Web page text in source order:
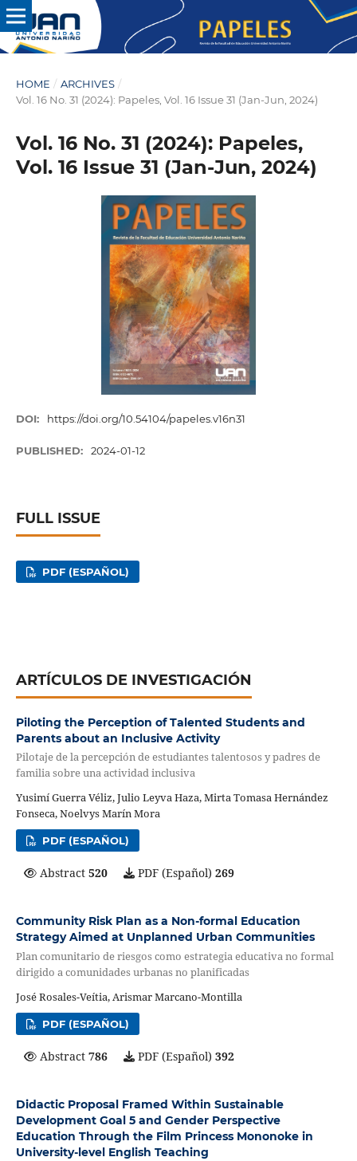
HOME / ARCHIVES /
Vol. 16 No. 31 (2024): Papeles, Vol. 16 Issue 31 (Jan-Jun, 2024)
Vol. 16 No. 31 (2024): Papeles,
Vol. 16 Issue 31 (Jan-Jun, 2024)
DOI: https://doi.org/10.54104/papeles.v16n31
PUBLISHED: 2024-01-12
FULL ISSUE
PDF (ESPAÑOL)
ARTÍCULOS DE INVESTIGACIÓN
Piloting the Perception of Talented Students and
Parents about an Inclusive Activity
Pilotaje de la percepción de estudiantes talentosos y padres de
familia sobre una actividad inclusiva
Yusimí Guerra Véliz, Julio Leyva Haza, Mirta Tomasa Hernández
Fonseca, Noelvys Marín Mora
PDF (ESPAÑOL)
Abstract 520 PDF (Español) 269
Community Risk Plan as a Non-formal Education
Strategy Aimed at Unplanned Urban Communities
Plan comunitario de riesgos como estrategia educativa no formal
dirigido a comunidades urbanas no planificadas
José Rosales-Veítia, Arismar Marcano-Montilla
PDF (ESPAÑOL)
Abstract 786 PDF (Español) 392
Didactic Proposal Framed Within Sustainable
Development Goal 5 and Gender Perspective
Education Through the Film Princess Mononoke in
University-level English Teaching